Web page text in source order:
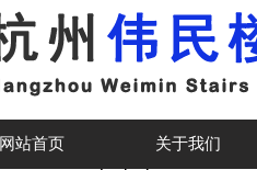
网站首页 关于我们